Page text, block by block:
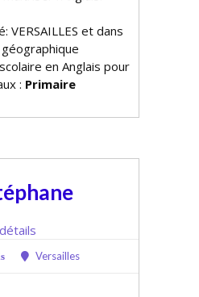
VERSAILLES et dans
en Anglais pour
: Primaire
Versailles